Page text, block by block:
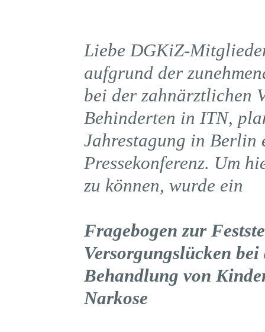
Liebe DGKiZ-
aufgrund der
bei der zahnärztlichen
Behinderten in ITN,
Jahrestagung in Berlin
Pressekonferenz. Um
zu können, wurde ein
Fragebogen zur
Versorgungslücken
Behandlung von
Narkose